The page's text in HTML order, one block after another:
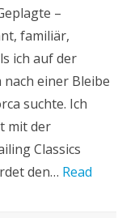
–
familiär,
ich auf der
einer Bleibe
suchte. Ich
mit der
Classics
den… Read